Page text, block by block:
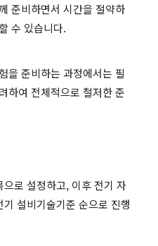
준비하면서 시간을 절약하
수 있습니다.
을 준비하는 과정에서는 필
하여 전체적으로 철저한 준
로 설정하고, 이후 전기 자
설비기술기준 순으로 진행